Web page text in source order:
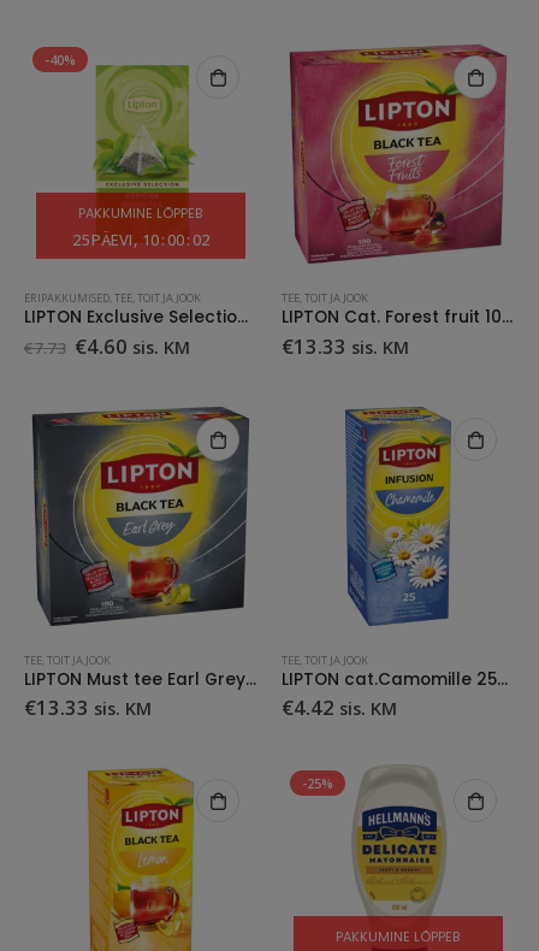
-40%
PAKKUMINE LÕPPEB
25PÄEVI 10:00: 01
ERIPAKKUMISED,TEE,TOIT JA JOOK
LIPTON Exclusive Selection Green Tea Sencha 25 pk
€7.73 Algne
€4.60Praegune
€4.60.
sis. KM
TEE,TOIT JA JOOK
LIPTON Cat. Forest fruit 100x2g (fooliumis)
€13.33 sis. KM
TEE TOIT JA JOOK
LIPTON Must tee Earl Grey 100 x 2 g (fooliumis)
€13.33 sis. KM
TEE TOIT JA JOOK
LIPTON cat.Camomille 25pk
€4.42 sis. KM
-25%
PAKKUMINE LÕPPEB